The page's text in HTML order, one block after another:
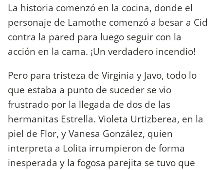
La historia comenzó en la cocina, donde el
personaje de Lamothe comenzó a besar a Cid
contra la pared para luego seguir con la
acción en la cama. ¡Un verdadero incendio!
Pero para tristeza de Virginia y Javo, todo lo
que estaba a punto de suceder se vio
frustrado por la llegada de dos de las
hermanitas Estrella. Violeta Urtizberea, en la
piel de Flor, y Vanesa González, quien
interpreta a Lolita irrumpieron de forma
inesperada y la fogosa parejita se tuvo que